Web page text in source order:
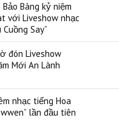
Bàng kỷ niệm
với Liveshow nhạc
Say”
đón Liveshow
Mới An Lành
nhạc tiếng Hoa
lần đầu tiên